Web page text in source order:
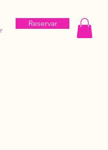
Reservar